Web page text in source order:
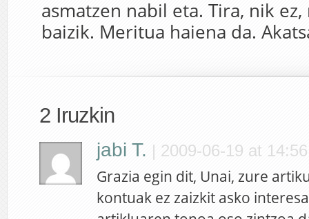
asmatzen nabil eta. Tira, nik
baizik. Meritua haiena da.
2 Iruzkin
jabi T. | 2009-06-19 at 14:56
Grazia egin dit, Unai, zure
kontuak ez zaizkit asko